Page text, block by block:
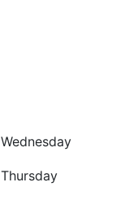
Wednesday
Thursday